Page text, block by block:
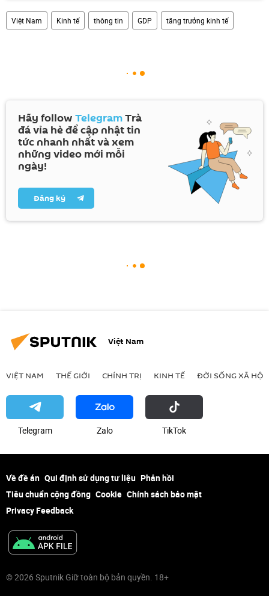
Việt Nam Kinh tế thông tin GDP tăng trưởng kinh tế
Hãy follow TelegramTrà
đá vỉa hè để cập nhật tin
tức nhanh nhất và xem
những video mới mỗi
ngày!
Đăng ký
Việt Nam
VIỆT NAM THẾ GIỚI CHÍNH TRỊ KINH TẾ ĐỜI SỐNG XÃ HỘI
Telegram Zalo ТikТоk
Về đề án Qui định sử dụng tư liệu Phản hồi
Tiêu chuẩn cộng đồng Cookie Chính sách bảo mật
Privacy Feedback
© 2026 Sputnik Giữ toàn bộ bản quyền. 18+